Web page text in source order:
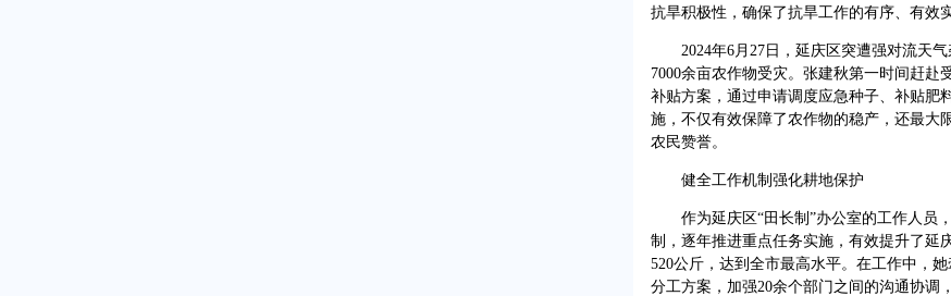
抗旱积极性，确保了抗旱工作的有序、有效实
2024年6月27日，延庆区突遭强对流天
7000余亩农作物受灾。张建秋第一时间赶
补贴方案，通过申请调度应急种子、补贴肥
施，不仅有效保障了农作物的稳产，还最大
农民赞誉。
健全工作机制强化耕地保护
作为延庆区“田长制”办公室的工作人员
制，逐年推进重点任务实施，有效提升了延
520公斤，达到全市最高水平。在工作中，
分工方案，加强20余个部门之间的沟通协调